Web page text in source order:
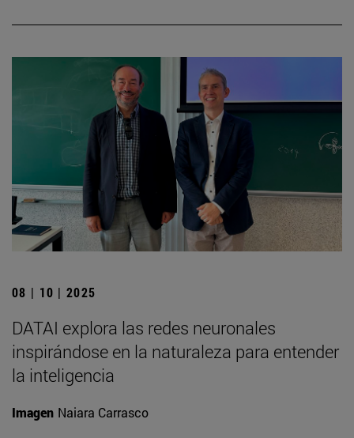
08 | 10 | 2025
DATAI explora las redes neuronales
inspirándose en la naturaleza para entender
la inteligencia
Imagen Naiara Carrasco